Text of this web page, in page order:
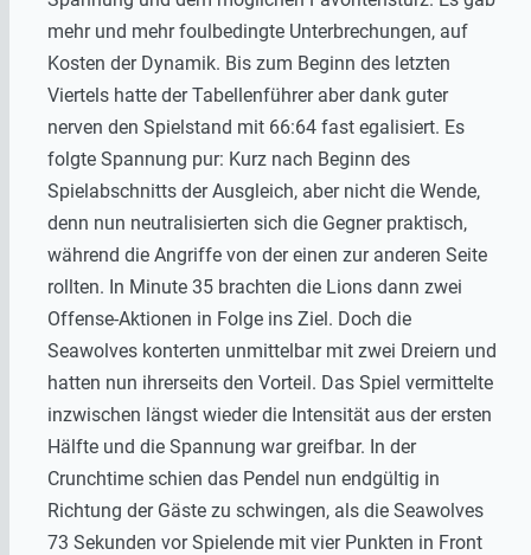
mehr und mehr foulbedingte Unterbrechungen, auf
Kosten der Dynamik. Bis zum Beginn des letzten
Viertels hatte der Tabellenführer aber dank guter
nerven den Spielstand mit 66:64 fast egalisiert. Es
folgte Spannung pur: Kurz nach Beginn des
Spielabschnitts der Ausgleich, aber nicht die Wende,
denn nun neutralisierten sich die Gegner praktisch,
während die Angriffe von der einen zur anderen Seite
rollten. In Minute 35 brachten die Lions dann zwei
Offense-Aktionen in Folge ins Ziel. Doch die
Seawolves konterten unmittelbar mit zwei Dreiern und
hatten nun ihrerseits den Vorteil. Das Spiel vermittelte
inzwischen längst wieder die Intensität aus der ersten
Hälfte und die Spannung war greifbar. In der
Crunchtime schien das Pendel nun endgültig in
Richtung der Gäste zu schwingen, als die Seawolves
73 Sekunden vor Spielende mit vier Punkten in Front